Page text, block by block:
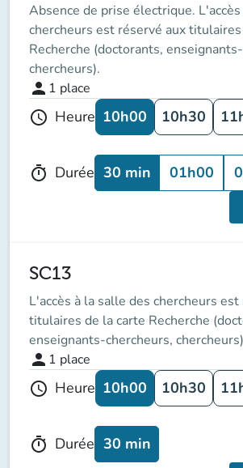
Absence de prise électrique.
chercheurs est réservé aux
Recherche (doctorants,
chercheurs).
person 1 place
schedule Heure 10h00 10h30
timer Durée 30 min 01h00
SC13
L'accès à la salle des chercheurs
titulaires de la carte Recherche
enseignants-chercheurs, chercheurs)
person 1 place
schedule Heure 10h00 10h30
timer Durée 30 min